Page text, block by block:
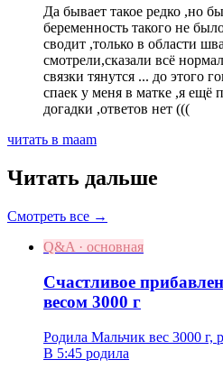
Да бывает такое редко ,но
беременность такого не
сводит ,только в области
смотрели,сказали всё
связки тянутся ... до этого
спаек у меня в матке ,я ещё
догадки ,ответов нет (((
читать в maam
Читать дальше
Смотреть все →
Q&A · основная
Счастливое
весом 3000 г
Родила Мальчик вес 3000 г,
В 5:45 родила